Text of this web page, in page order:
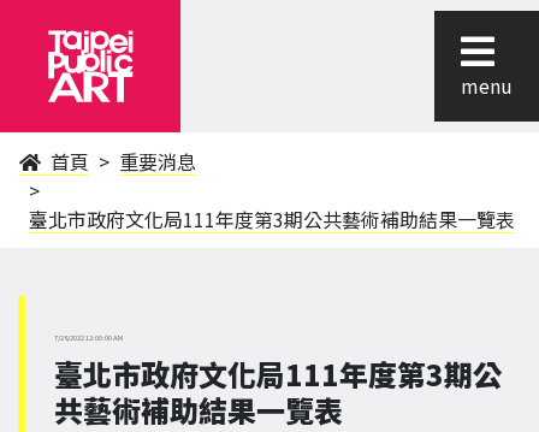
menu
首頁
重要消息
臺北市政府文化局111年度第3期公共藝術補助結果一覽表
7/28/2022 12:00:00 AM
臺北市政府文化局111年度第3期公
共藝術補助結果一覽表